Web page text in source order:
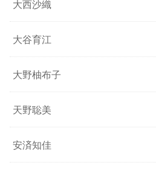
大西沙織
大谷育江
大野柚布子
天野聡美
安済知佳